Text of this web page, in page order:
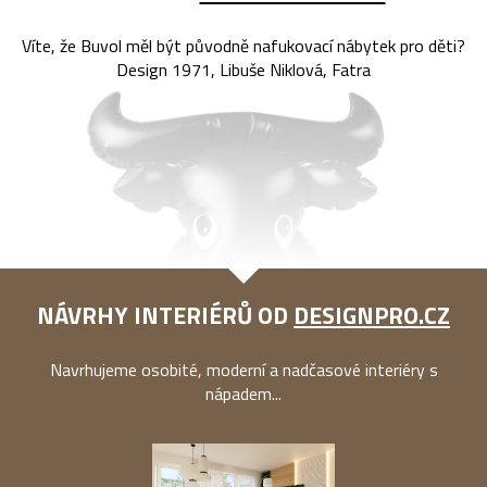
Víte, že Buvol měl být původně nafukovací nábytek pro děti?
Design 1971, Libuše Niklová, Fatra
NÁVRHY INTERIÉRŮ OD DESIGNPRO.CZ
Navrhujeme osobité, moderní a nadčasové interiéry s
nápadem...